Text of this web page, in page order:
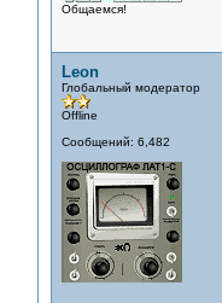
Общаемся!
Leon
Глобальный модератор
Offline
Сообщений: 6,482